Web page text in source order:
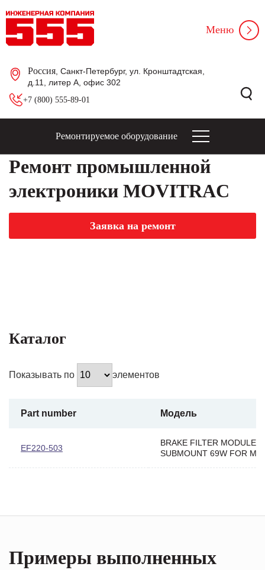
Россия , Санкт-Петербург, ул. Кронштадтская,
д.11, литер А, офис 302
+7 (800) 555-89-01
Меню
Ремонтируемое оборудование
Ремонт промышленной
электроники MOVITRAC
Заявка на ремонт
Каталог
Показывать по элементов
Part number Модель
EF220-503
BRAKE FILTER MODULE
SUBMOUNT 69W FOR
Примеры выполненных